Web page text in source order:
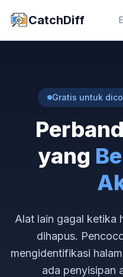
CatchDiff
Gratis untuk
yang
Alat lain gagal ketika
dihapus.
mengidentifikasi
ada penyisipan